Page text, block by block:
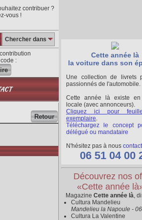
contribuer ?
vous !
Chercher dans
code :
Retour
Cette année là
la voiture dans son
Une collection de livrets
passionnés de l'automobile.
Cette année là existe en
locale (avec annonceurs).
Cliquez ici pour
exemplaire.
Téléchargez le concept
délégué ou mandataire
N'hésitez pas à nous
06 51 04 00
Découvrez nos
«Cette année
Magazine Cette année là,
Cultura Mandelieu
Mandelieu la Napoule -
Cultura La Valentine